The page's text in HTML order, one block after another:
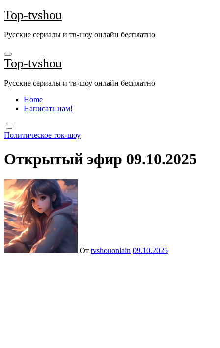
Перейти
к
Top-tvshou
Русские сериалы и тв-шоу онлайн бесплатно
Top-tvshou
Русские сериалы и тв-шоу онлайн бесплатно
Home
Написать нам!
Политическое ток-шоу
Открытый эфир 09.10.2025
От tvshouonlain 09.10.2025